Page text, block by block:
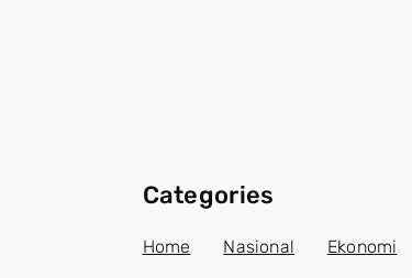
Categories
Home Nasional Ekonomi